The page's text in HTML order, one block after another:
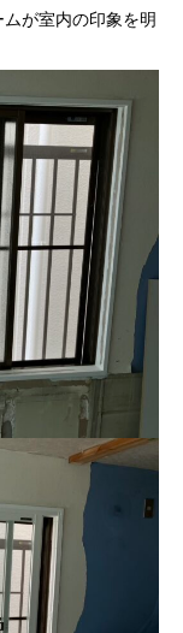
が室内の印象を明